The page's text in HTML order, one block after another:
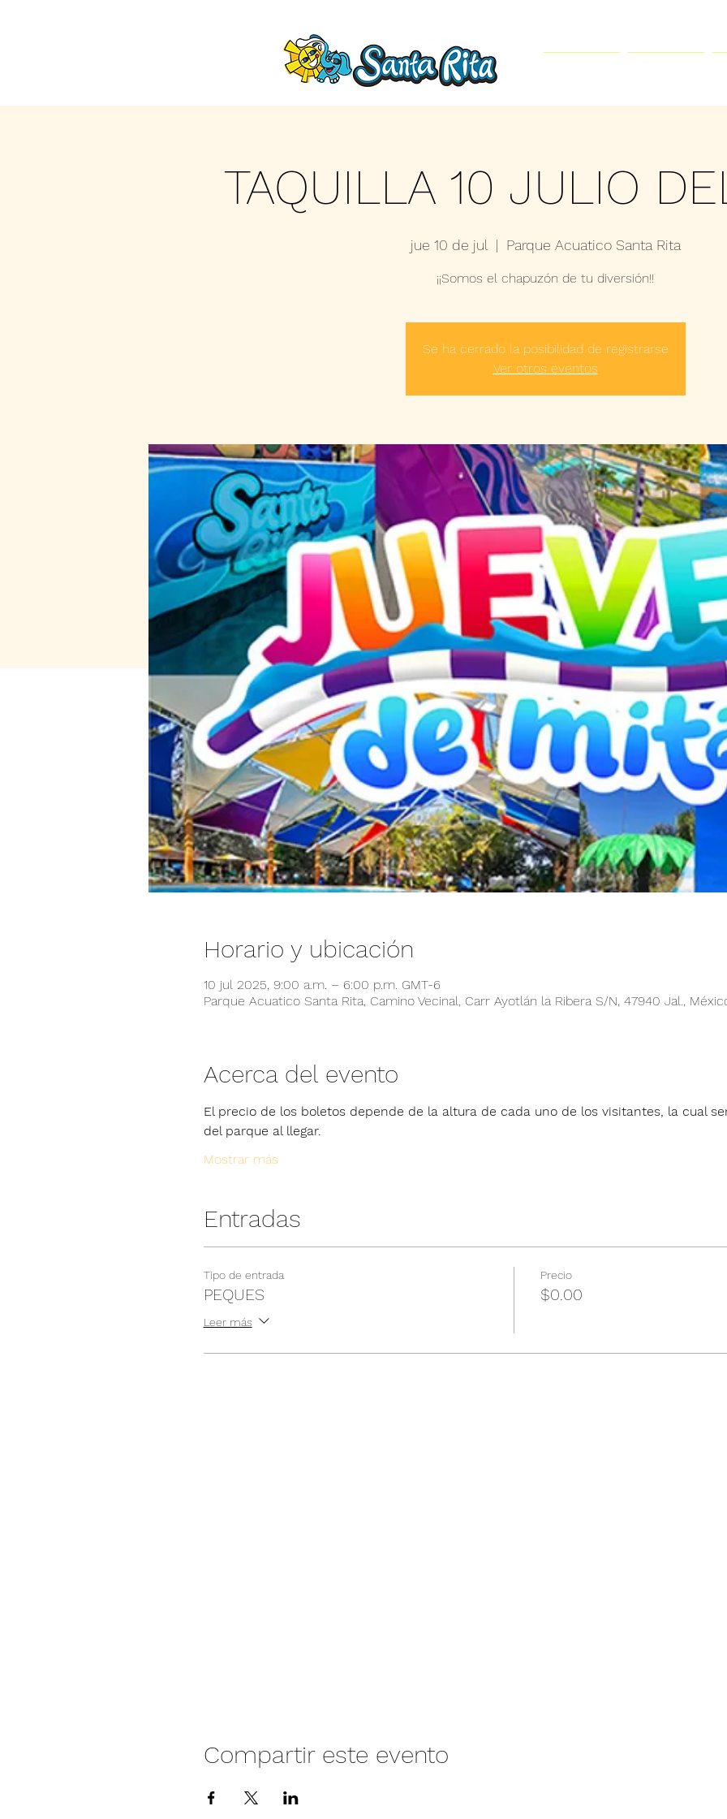
TAQUILLA 10 JULIO
jue 10 de jul
  |
Parque Acuatico Santa Rita
¡¡Somos el chapuzón de tu diversión!!
Se ha cerrado la posibilidad de registrarse
Ver otros eventos
Horario y ubicación
10 jul 2025, 9:00 a.m. – 6:00 p.m. GMT-6
Parque Acuatico Santa Rita, Camino Vecinal, Carr Ayotlán la Ribera S/N, 47940 Jal.,
Acerca del evento
El precio de los boletos depende de la altura de cada uno de los visitantes, la cual
del parque al llegar.
Mostrar más
Entradas
Tipo de entrada
PEQUES
Leer más
Precio
$0.00
Compartir este evento